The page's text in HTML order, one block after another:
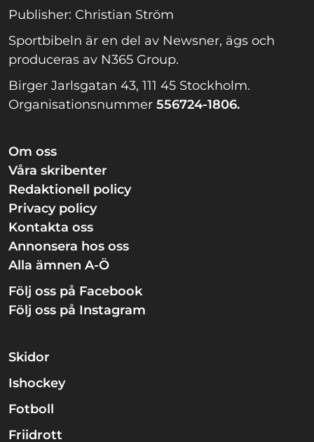
Publisher: Christian Ström
Sportbibeln är en del av Newsner, ägs och
produceras av N365 Group.
Birger Jarlsgatan 43, 111 45 Stockholm.
Organisationsnummer 556724-1806.
Om oss
Våra skribenter
Redaktionell policy
Privacy policy
Kontakta oss
Annonsera hos oss
Alla ämnen A-Ö
Följ oss på Facebook
Följ oss på Instagram
Skidor
Ishockey
Fotboll
Friidrott